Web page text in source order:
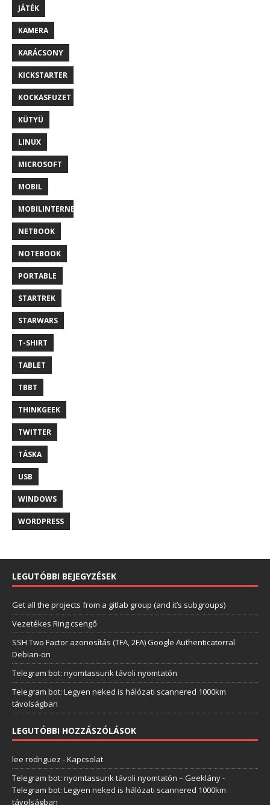
JÁTÉK
KAMERA
KARÁCSONY
KICKSTARTER
KOCKASFUZET
KÜTYÜ
LINUX
MICROSOFT
MOBIL
MOBILINTERNET
NETBOOK
NOTEBOOK
PORTABLE
STARTREK
STARWARS
T-SHIRT
TABLET
TBBT
THINKGEEK
TWITTER
TÁSKA
USB
WINDOWS
WORDPRESS
LEGUTÓBBI BEJEGYZÉSEK
Get all the projects from a gitlab group (and it’s subgroups)
Vezetékes Ring csengő
SSH Two Factor azonosítás (TFA, 2FA) Google Authenticatorral
Debian-on
Telegram bot: nyomtassunk távoli nyomtatón
Telegram bot: Legyen neked is hálózati scannered 1000km
távolságban
LEGUTÓBBI HOZZÁSZÓLÁSOK
lee rodriguez -Kapcsolat
Telegram bot: nyomtassunk távoli nyomtatón – Geeklány-
Telegram bot: Legyen neked is hálózati scannered 1000km
távolságban